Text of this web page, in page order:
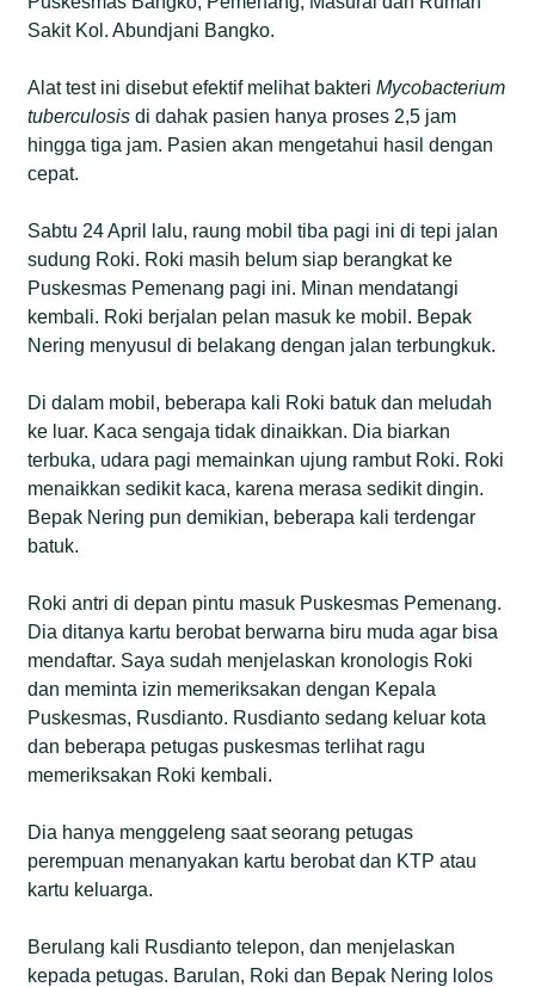
Sakit Kol. Abundjani Bangko.
Alat test ini disebut efektif melihat bakteriMycobacterium
tuberculosisdi dahak pasien hanya proses 2,5 jam
hingga tiga jam. Pasien akan mengetahui hasil dengan
cepat.
Sabtu 24 April lalu, raung mobil tiba pagi ini di tepi jalan
sudung Roki. Roki masih belum siap berangkat ke
Puskesmas Pemenang pagi ini. Minan mendatangi
kembali. Roki berjalan pelan masuk ke mobil. Bepak
Nering menyusul di belakang dengan jalan terbungkuk.
Di dalam mobil, beberapa kali Roki batuk dan meludah
ke luar. Kaca sengaja tidak dinaikkan. Dia biarkan
terbuka, udara pagi memainkan ujung rambut Roki. Roki
menaikkan sedikit kaca, karena merasa sedikit dingin.
Bepak Nering pun demikian, beberapa kali terdengar
batuk.
Roki antri di depan pintu masuk Puskesmas Pemenang.
Dia ditanya kartu berobat berwarna biru muda agar bisa
mendaftar. Saya sudah menjelaskan kronologis Roki
dan meminta izin memeriksakan dengan Kepala
Puskesmas, Rusdianto. Rusdianto sedang keluar kota
dan beberapa petugas puskesmas terlihat ragu
memeriksakan Roki kembali.
Dia hanya menggeleng saat seorang petugas
perempuan menanyakan kartu berobat dan KTP atau
kartu keluarga.
Berulang kali Rusdianto telepon, dan menjelaskan
kepada petugas. Barulan, Roki dan Bepak Nering lolos